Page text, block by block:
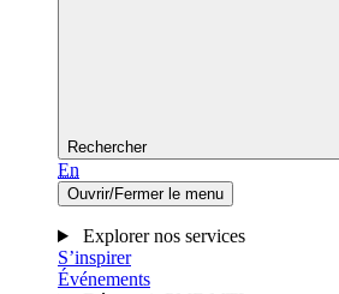
Rechercher
En
Ouvrir/Fermer le menu
Explorer nos services
S’inspirer
Événements